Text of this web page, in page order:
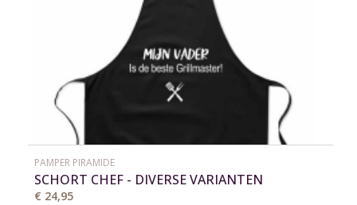
PAMPER PIRAMIDE
SCHORT CHEF - DIVERSE VARIANTEN
€ 24,95